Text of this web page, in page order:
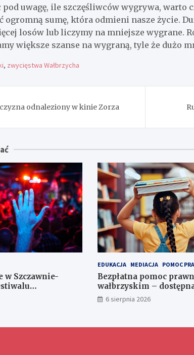
uwagę, ile szczęśliwców wygrywa, warto
ogromną sumę, która odmieni nasze życie.
losów lub liczymy na mniejsze wygrane.
większe szanse na wygraną, tyle że dużo
, zwycięstwa Wałbrzycha
odnaleziony w kinie Zorza
w Szczawnie-
sierpnia
EDUKACJA MEDIACJA POMOC
Bezpłatna pomoc
wałbrzyskim –
wszystkich w 2026 roku
6 sierpnia 2026